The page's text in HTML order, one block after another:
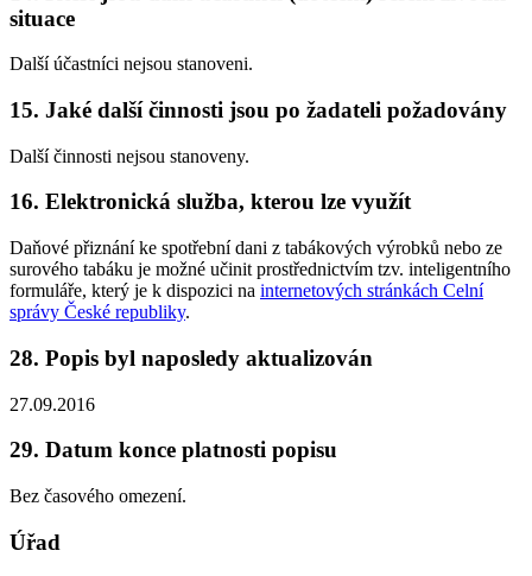
situace
Další účastníci nejsou stanoveni.
15. Jaké další činnosti jsou po žadateli požadovány
Další činnosti nejsou stanoveny.
16. Elektronická služba, kterou lze využít
Daňové přiznání ke spotřební dani z tabákových výrobků nebo ze
surového tabáku je možné učinit prostřednictvím tzv. inteligentního
formuláře, který je k dispozici na internetových stránkách Celní
správy České republiky.
28. Popis byl naposledy aktualizován
27.09.2016
29. Datum konce platnosti popisu
Bez časového omezení.
Úřad